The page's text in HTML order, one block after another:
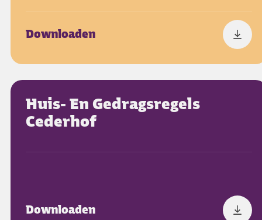
Downloaden
Huis- En Gedragsregels
Cederhof
Downloaden